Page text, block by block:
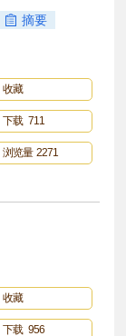
摘要
收藏
下载 711
浏览量 2271
收藏
下载 956